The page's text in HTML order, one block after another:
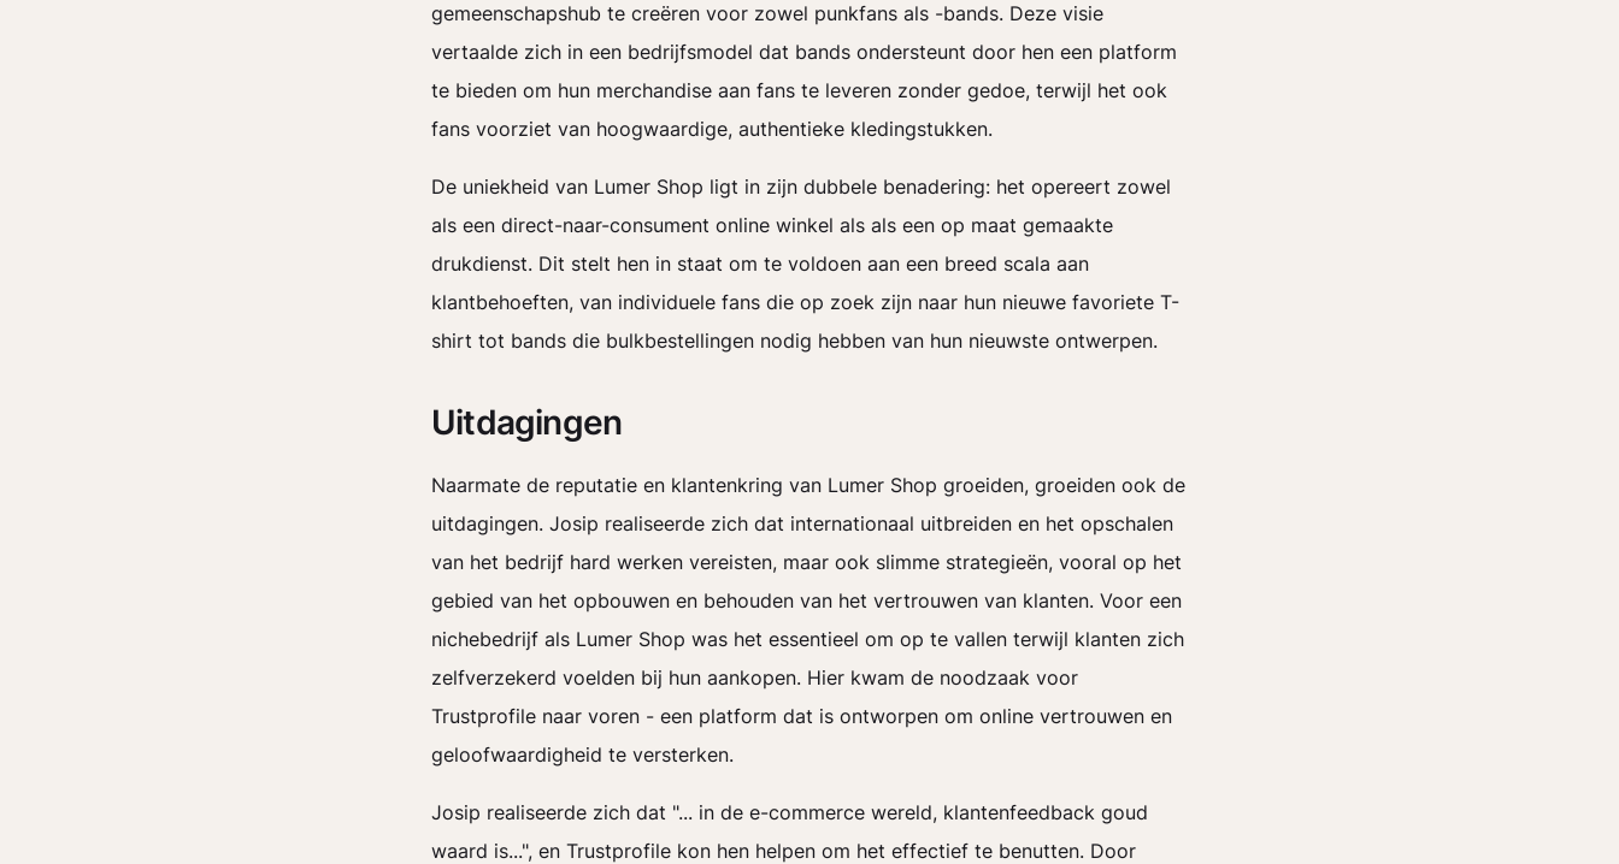
gemeenschapshub te creëren voor zowel punkfans als -bands. Deze visie
vertaalde zich in een bedrijfsmodel dat bands ondersteunt door hen een platform
te bieden om hun merchandise aan fans te leveren zonder gedoe, terwijl het ook
fans voorziet van hoogwaardige, authentieke kledingstukken.
De uniekheid van Lumer Shop ligt in zijn dubbele benadering: het opereert zowel
als een direct-naar-consument online winkel als als een op maat gemaakte
drukdienst. Dit stelt hen in staat om te voldoen aan een breed scala aan
klantbehoeften, van individuele fans die op zoek zijn naar hun nieuwe favoriete T-
shirt tot bands die bulkbestellingen nodig hebben van hun nieuwste ontwerpen.
Uitdagingen
Naarmate de reputatie en klantenkring van Lumer Shop groeiden, groeiden ook de
uitdagingen. Josip realiseerde zich dat internationaal uitbreiden en het opschalen
van het bedrijf hard werken vereisten, maar ook slimme strategieën, vooral op het
gebied van het opbouwen en behouden van het vertrouwen van klanten. Voor een
nichebedrijf als Lumer Shop was het essentieel om op te vallen terwijl klanten zich
zelfverzekerd voelden bij hun aankopen. Hier kwam de noodzaak voor
Trustprofile naar voren - een platform dat is ontworpen om online vertrouwen en
geloofwaardigheid te versterken.
Josip realiseerde zich dat "... in de e-commerce wereld, klantenfeedback goud
waard is...", en Trustprofile kon hen helpen om het effectief te benutten. Door